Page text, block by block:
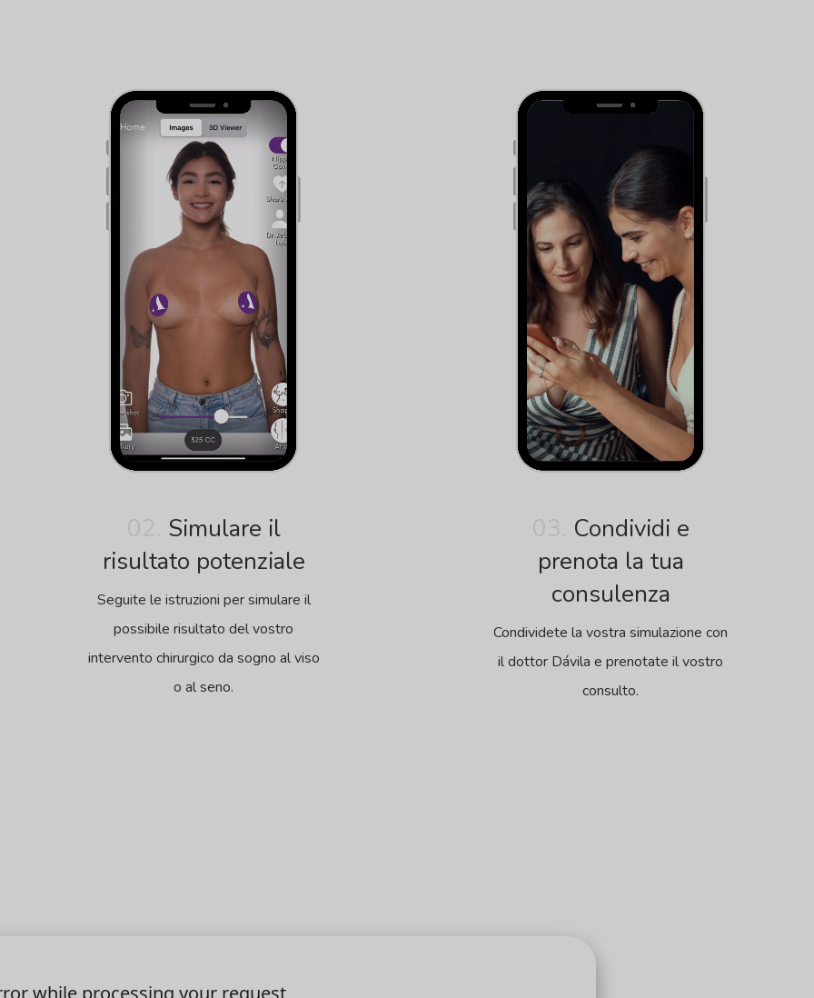
Simulare il
risultato potenziale
Seguite le istruzioni per simulare il
possibile risultato del vostro
intervento chirurgico da sogno al viso
o al seno.
Condividi e
prenota la tua
consulenza
Condividete la vostra simulazione con
il dottor Dávila e prenotate il vostro
consulto.